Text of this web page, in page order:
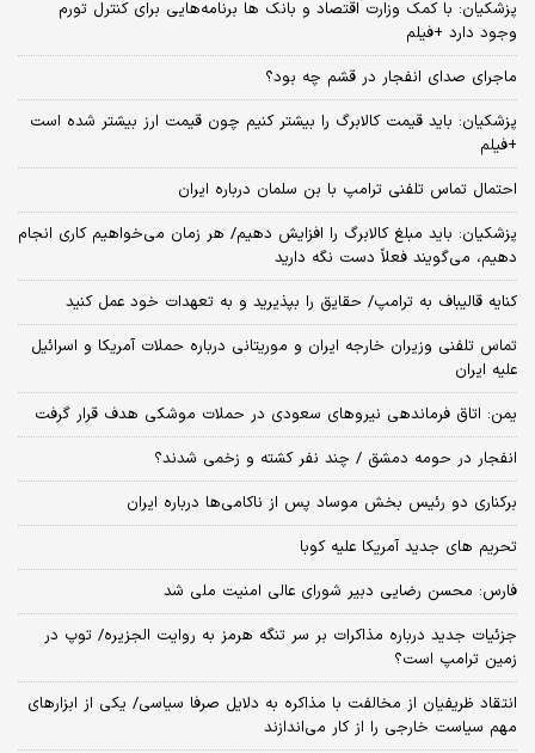
پزشکیان: با کمک وزارت اقتصاد و بانک ها برنامه‌هایی برای کنترل تورم
وجود دارد +فیلم
ماجرای صدای انفجار در قشم چه بود؟
پزشکیان: باید قیمت کالابرگ را بیشتر کنیم چون قیمت ارز بیشتر شده است
+فیلم
احتمال تماس تلفنی ترامپ با بن سلمان درباره ایران
پزشکیان: باید مبلغ کالابرگ را افزایش دهیم/ هر زمان می‌خواهیم کاری انجام
دهیم، می‌گویند فعلاً دست نگه دارید
کنایه قالیباف به ترامپ/ حقایق را بپذیرید و به تعهدات خود عمل کنید
تماس تلفنی وزیران خارجه ایران و موریتانی درباره حملات آمریکا و اسرائیل
علیه ایران
یمن: اتاق فرماندهی نیروهای سعودی در حملات موشکی هدف قرار گرفت
انفجار در حومه دمشق / چند نفر کشته و زخمی شدند؟
برکناری دو رئیس بخش موساد پس از ناکامی‌ها درباره ایران
تحریم های جدید آمریکا علیه کوبا
فارس: محسن رضایی دبیر شورای عالی امنیت ملی شد
جزئیات جدید درباره مذاکرات بر سر تنگه هرمز به روایت الجزیره/ توپ در
زمین ترامپ است؟
انتقاد ظریفیان از مخالفت با مذاکره به دلایل صرفا سیاسی/ یکی از ابزارهای
مهم سیاست خارجی را از کار می‌اندازند